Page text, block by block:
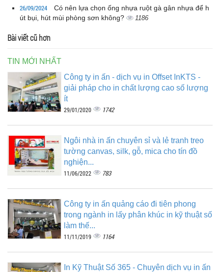
26/09/2024
Có nên lựa chọn ống nhựa ruột gà gân nhựa để h
út bụi, hút mùi phòng sơn không?
1186
Bài viết cũ hơn
TIN MỚI NHẤT
Công ty in ấn - dịch vụ in Offset InKTS -
giải pháp cho in chất lượng cao số lượng
ít
29/01/2020 1742
Ngôi nhà in ấn chuyên sỉ và lẻ tranh treo
tường canvas, silk, gỗ, mica cho tín đồ
nghiện...
11/06/2022 783
Công ty in ấn quảng cáo đi tiên phong
trong ngành in lấy phân khúc in kỹ thuật số
làm thế...
11/11/2019 1164
In Kỹ Thuật Số 365 - Chuyên dịch vụ in ấn